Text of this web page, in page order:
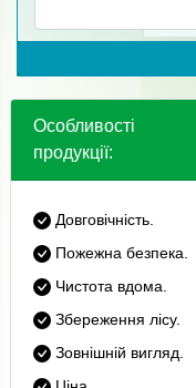
Особливості
продукції:
Довговічність.
Пожежна безпека.
Чистота вдома.
Збереження лісу.
Зовнішній вигляд.